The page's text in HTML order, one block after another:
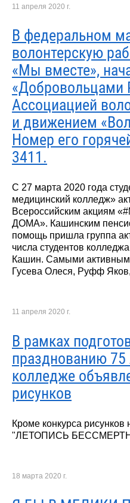
11 апреля 2020 г.
В федеральном
волонтерскую
«Мы вместе»,
«Добровольцами
Ассоциацией
и движением
Номер его
3411.
С 27 марта 2020 года
медицинский колледж»
Всероссийским
ДОМА». Кашинским
помощь пришла группа
числа студентов
Кашин. Самыми
Гусева Олеся, Руфф
11 апреля 2020 г.
В рамках
празднованию
колледже
рисунков
Кроме конкурса рисунков
"ЛЕТОПИСЬ
18 марта 2020 г.